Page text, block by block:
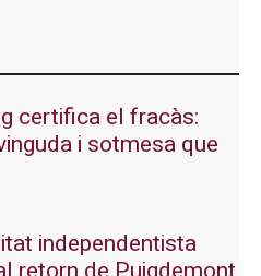
certifica el fracàs:
i sotmesa que
independentista